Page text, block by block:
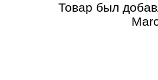
Товар был